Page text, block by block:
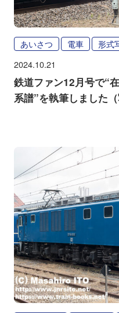
あいさつ 電車 形式
2024.10.21
鉄道ファン12月号で“
系譜”を執筆しました